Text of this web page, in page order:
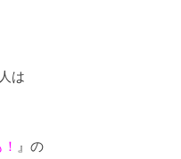
は
』の